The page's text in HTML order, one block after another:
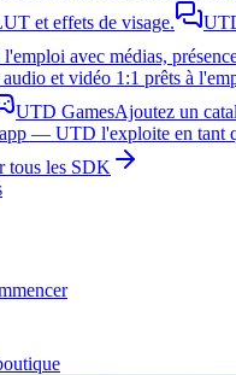
et effets de visage.
avec médias,
et vidéo 1:1 prêts à
UTD GamesAjoutez un
— UTD l'exploite en tant
tous les SDK